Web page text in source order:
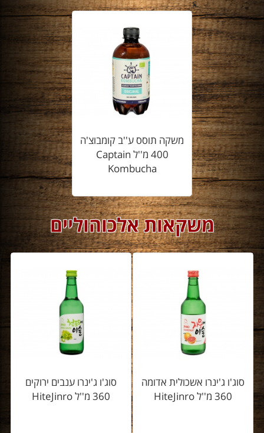
משקה תוסס ע''ב קומבוצ'ה
400 מ''ל Captain
Kombucha
משקאות אלכוהוליים
סוג'ו ג'ינרו אשכולית אדומה
360 מ''ל HiteJinro
סוג'ו ג'ינרו ענבים ירוקים
360 מ''ל HiteJinro